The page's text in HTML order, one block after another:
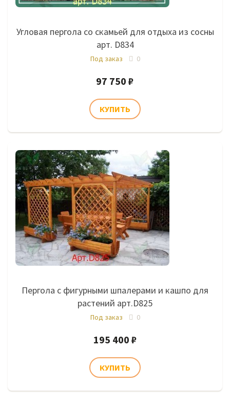
Угловая пергола со скамьей для отдыха из сосны
арт. D834
Под заказ 0
97 750 ₽
Пергола с фигурными шпалерами и кашпо для
растений арт.D825
Под заказ 0
195 400 ₽